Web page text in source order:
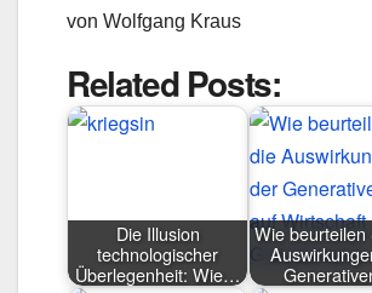
von Wolfgang Kraus
Related Posts:
Die Illusion
technologischer
Überlegenheit: Wie…
Wie beurteilen